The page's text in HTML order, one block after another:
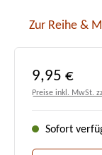
Zur Reihe &
Regulärer
9,95 €
Preise inkl. MwSt.
Sofort